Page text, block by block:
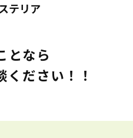
テリア
となら
ください！！